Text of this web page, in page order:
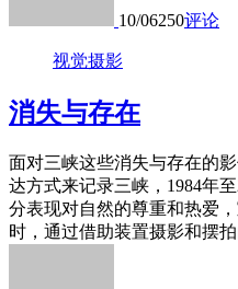
10/06250评论
视觉摄影
消失与存在
面对三峡这些消失与存在的
达方式来记录三峡，1984年
分表现对自然的尊重和热爱
时，通过借助装置摄影和摆